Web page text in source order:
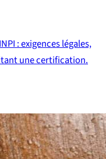
: exigences légales,
une certification.